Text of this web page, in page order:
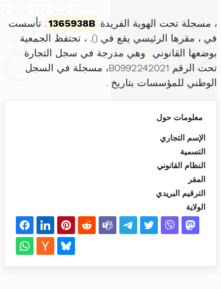
، مسجلة تحت الهوية الفريدة 1365938B . تأسست
في ، مقرها الرئيسي يقع في (). ، تحتفظ الجمعية
بوضعها القانوني
وهي مدرجة في سجل التجارة
تحت الرقم B0992242021، مسجلة في السجل
الوطني للمؤسسات بتاريخ .
معلومات حول
الإسم التجاري
التسمية
النظام القانوني
المقر
الترقيم البريدي
الولاية